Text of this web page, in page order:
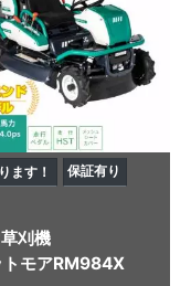
ます！
保証有り
草刈機
トモアRM984X